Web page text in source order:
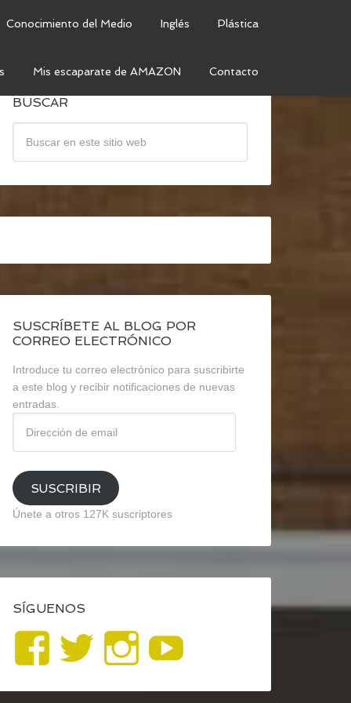
Conocimiento del Medio Inglés Plástica
Mis escaparate de AMAZON Contacto
BUSCAR
SUSCRÍBETE AL BLOG POR
CORREO ELECTRÓNICO
Introduce tu correo electrónico para suscribirte
a este blog y recibir notificaciones de nuevas
entradas.
email
SUSCRIBIR
Únete a otros 127K suscriptores
SÍGUENOS
Ver
perfil
Ver
perfil
Ver
perfil